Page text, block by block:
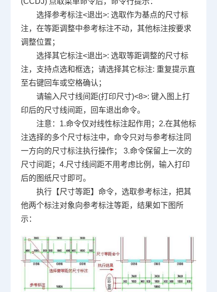
选择参考标注<退出>: 选取作为基点的尺寸标
注，在等距调整中参考标注不动，其他标注按要求
调整位置；
选择其它标注<退出>: 选取等距调整的尺寸标
注，支持点选和框选；请选择其它标注: 重复提示直
至右键回车或空格确认；
请输入尺寸线间距(打印尺寸)<8>: 键入图上打
印后的尺寸线间距，回车退出命令。
注意：1.命令仅对线性标注起作用；2.在其他标
注选择的多个尺寸标注中，命令只对与参考标注同
一方向的尺寸标注执行操作； 3.命令保留上一次的
尺寸间距；4.尺寸线间距不用考虑比例，输入打印
后的图纸尺寸即可。
执行【尺寸等距】命令，选取参考标注，把其
他两个标注对象向参考标注等距，结果如下图所
示：